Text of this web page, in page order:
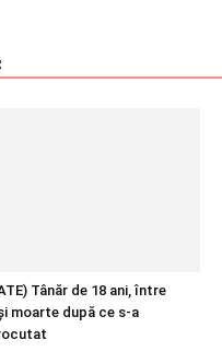
Tânăr de 18 ani, între
moarte după ce s-a